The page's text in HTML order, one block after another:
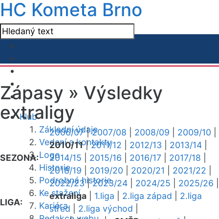
HC Kometa Brno
Klub
Základní údaje
Vedení a kontakty
Logo
Historie
Podrobná historie
Ke stažení
Kariéra
Zápasy » Výsledky
extraligy
SEZONA:
2006/07|2007/08 2008/09 2009/10
2010/11|2011/12 2012/13 2013/14
2014/15
2015/16 2016/17 2017/18
2018/19
2019/20 2020/21 2021/22
2022/23|2023/24 2024/25 2025/26
LIGA:
extraliga 1.liga 2.liga západ
2.liga
střed
2.liga východ